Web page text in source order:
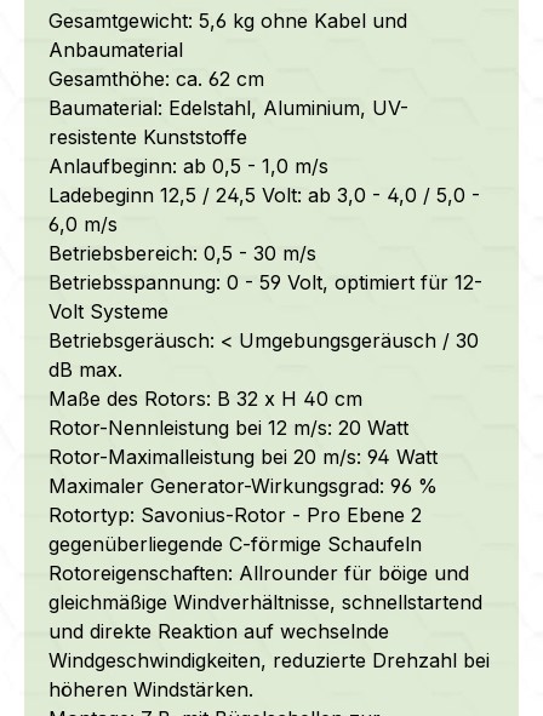
Gesamtgewicht: 5,6 kg ohne Kabel und
Anbaumaterial
Gesamthöhe: ca. 62 cm
Baumaterial: Edelstahl, Aluminium, UV-
resistente Kunststoffe
Anlaufbeginn: ab 0,5 - 1,0 m/s
Ladebeginn 12,5 / 24,5 Volt: ab 3,0 - 4,0 / 5,0 -
6,0 m/s
Betriebsbereich: 0,5 - 30 m/s
Betriebsspannung: 0 - 59 Volt, optimiert für 12-
Volt Systeme
Betriebsgeräusch: < Umgebungsgeräusch / 30
dB max.
Maße des Rotors: B 32 x H 40 cm
Rotor-Nennleistung bei 12 m/s: 20 Watt
Rotor-Maximalleistung bei 20 m/s: 94 Watt
Maximaler Generator-Wirkungsgrad: 96 %
Rotortyp: Savonius-Rotor - Pro Ebene 2
gegenüberliegende C-förmige Schaufeln
Rotoreigenschaften: Allrounder für böige und
gleichmäßige Windverhältnisse, schnellstartend
und direkte Reaktion auf wechselnde
Windgeschwindigkeiten, reduzierte Drehzahl bei
höheren Windstärken.